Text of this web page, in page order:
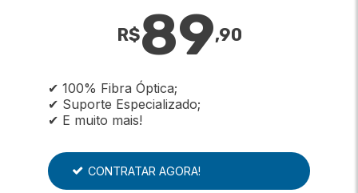
R$89,90
✔ 100% Fibra Óptica;
✔ Suporte Especializado;
✔ E muito mais!
CONTRATAR AGORA!